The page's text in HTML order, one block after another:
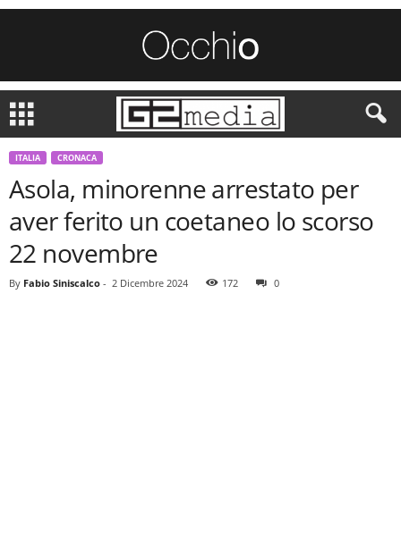
ITALIA CRONACA
Asola, minorenne arrestato per
aver ferito un coetaneo lo scorso
22 novembre
By Fabio Siniscalco - 2 Dicembre 2024 172 0